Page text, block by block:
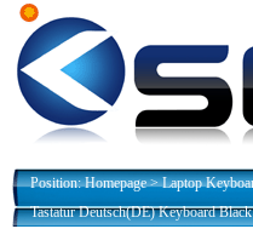
Position:Homepage>Laptop
Tastatur Deutsch(DE) Keyboard Black